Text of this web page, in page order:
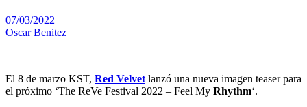
07/03/2022
Oscar Benitez
El 8 de marzo KST, Red Velvet lanzó una nueva imagen teaser para
el próximo ‘The ReVe Festival 2022 – Feel My Rhythm‘.